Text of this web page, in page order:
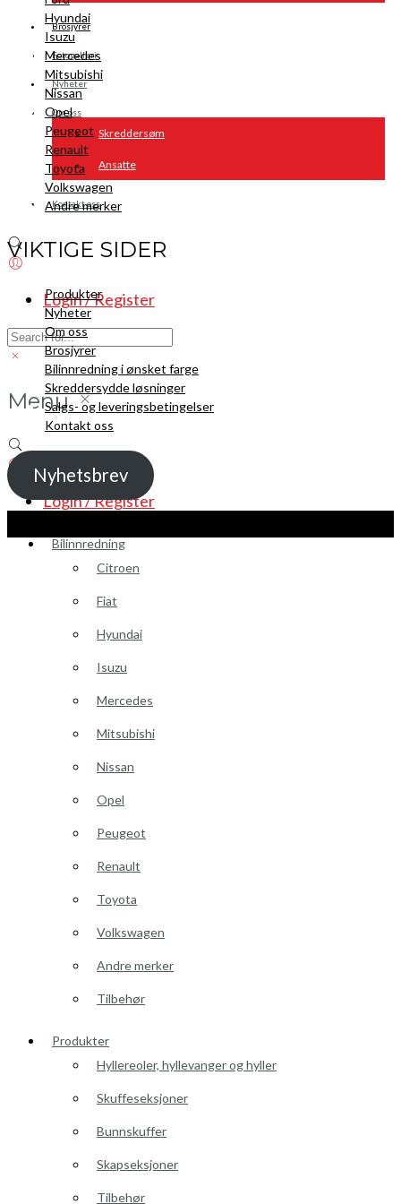
Brosjyrer
Fotogalleri
Nyheter
Om oss
Skreddersøm
Ansatte
Kontakt oss
Login / Register
Menu
Login / Register
Bilinnredning
Citroen
Fiat
Hyundai
Isuzu
Mercedes
Mitsubishi
Nissan
Opel
Peugeot
Renault
Toyota
Volkswagen
Andre merker
Tilbehør
Produkter
Hyllereoler, hyllevanger og hyller
Skuffeseksjoner
Bunnskuffer
Skapseksjoner
Tilbehør
Hyundai
Isuzu
Mercedes
Mitsubishi
Nissan
Opel
Peugeot
Renault
Toyota
Volkswagen
Andre merker
VIKTIGE SIDER
Produkter
Nyheter
Om oss
Brosjyrer
Bilinnredning i ønsket farge
Skreddersydde løsninger
Salgs- og leveringsbetingelser
Kontakt oss
Nyhetsbrev